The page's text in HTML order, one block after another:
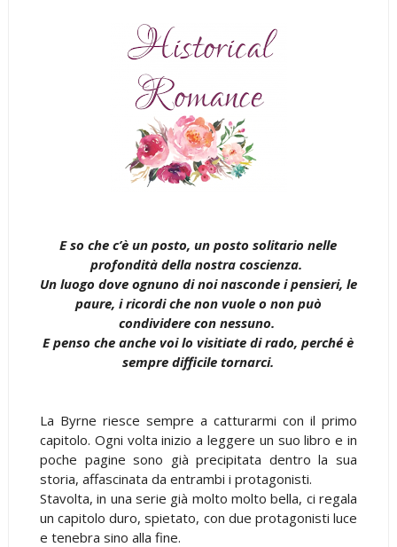
E so che c’è un posto, un posto solitario nelle
profondità della nostra coscienza.
Un luogo dove ognuno di noi nasconde i pensieri, le
paure, i ricordi che non vuole o non può
condividere con nessuno.
E penso che anche voi lo visitiate di rado, perché è
sempre difficile tornarci.
La Byrne riesce sempre a catturarmi con il primo
capitolo. Ogni volta inizio a leggere un suo libro e in
poche pagine sono già precipitata dentro la sua
storia, affascinata da entrambi i protagonisti.
Stavolta, in una serie già molto molto bella, ci regala
un capitolo duro, spietato, con due protagonisti luce
e tenebra sino alla fine.